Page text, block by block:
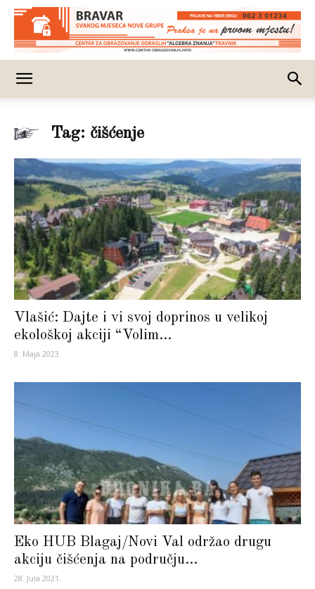
Tag: čišćenje
Vlašić: Dajte i vi svoj doprinos u velikoj
ekološkoj akciji “Volim...
8. Maja 2023.
Eko HUB Blagaj/Novi Val održao drugu
akciju čišćenja na području...
28. Jula 2021.